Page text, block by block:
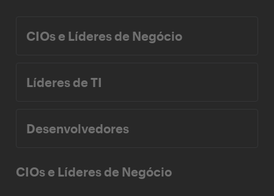
CIOs e Líderes de Negócio
Líderes de TI
Desenvolvedores
CIOs e Líderes de Negócio